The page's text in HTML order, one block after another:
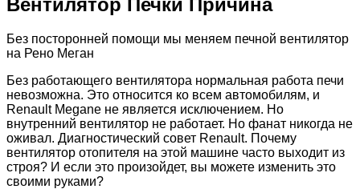
Вентилятор Печки Причина
Без посторонней помощи мы меняем печной вентилятор
на Рено Меган
Без работающего вентилятора нормальная работа печи
невозможна. Это относится ко всем автомобилям, и
Renault Megane не является исключением. Но
внутренний вентилятор не работает. Но фанат никогда не
оживал. Диагностический совет Renault. Почему
вентилятор отопителя на этой машине часто выходит из
строя? И если это произойдет, вы можете изменить это
своими руками?